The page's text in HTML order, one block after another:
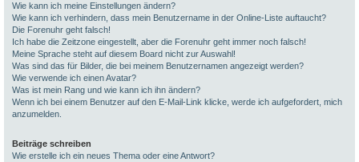
Wie kann ich meine Einstellungen ändern?
Wie kann ich verhindern, dass mein Benutzername in der Online-Liste auftaucht?
Die Forenuhr geht falsch!
Ich habe die Zeitzone eingestellt, aber die Forenuhr geht immer noch falsch!
Meine Sprache steht auf diesem Board nicht zur Auswahl!
Was sind das für Bilder, die bei meinem Benutzernamen angezeigt werden?
Wie verwende ich einen Avatar?
Was ist mein Rang und wie kann ich ihn ändern?
Wenn ich bei einem Benutzer auf den E-Mail-Link klicke, werde ich aufgefordert, mich
anzumelden.
Beiträge schreiben
Wie erstelle ich ein neues Thema oder eine Antwort?